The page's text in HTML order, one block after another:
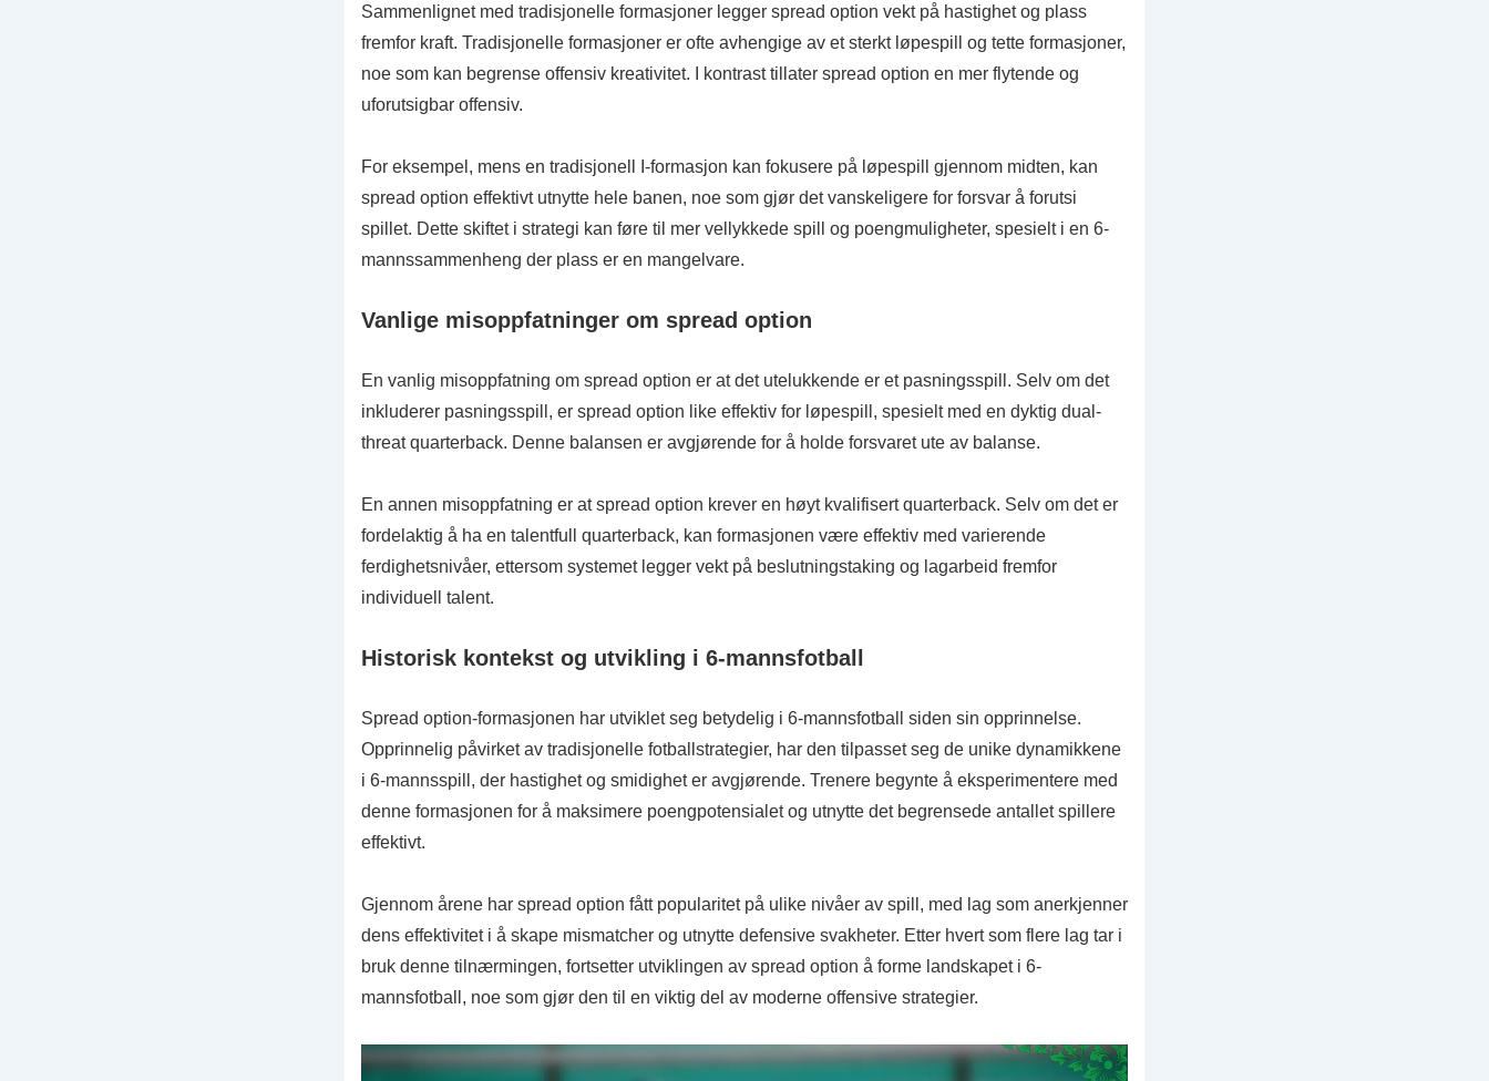
Sammenlignet med tradisjonelle formasjoner legger spread option vekt på hastighet og plass
fremfor kraft. Tradisjonelle formasjoner er ofte avhengige av et sterkt løpespill og tette formasjoner,
noe som kan begrense offensiv kreativitet. I kontrast tillater spread option en mer flytende og
uforutsigbar offensiv.
For eksempel, mens en tradisjonell I-formasjon kan fokusere på løpespill gjennom midten, kan
spread option effektivt utnytte hele banen, noe som gjør det vanskeligere for forsvar å forutsi
spillet. Dette skiftet i strategi kan føre til mer vellykkede spill og poengmuligheter, spesielt i en 6-
mannssammenheng der plass er en mangelvare.
Vanlige misoppfatninger om spread option
En vanlig misoppfatning om spread option er at det utelukkende er et pasningsspill. Selv om det
inkluderer pasningsspill, er spread option like effektiv for løpespill, spesielt med en dyktig dual-
threat quarterback. Denne balansen er avgjørende for å holde forsvaret ute av balanse.
En annen misoppfatning er at spread option krever en høyt kvalifisert quarterback. Selv om det er
fordelaktig å ha en talentfull quarterback, kan formasjonen være effektiv med varierende
ferdighetsnivåer, ettersom systemet legger vekt på beslutningstaking og lagarbeid fremfor
individuell talent.
Historisk kontekst og utvikling i 6-mannsfotball
Spread option-formasjonen har utviklet seg betydelig i 6-mannsfotball siden sin opprinnelse.
Opprinnelig påvirket av tradisjonelle fotballstrategier, har den tilpasset seg de unike dynamikkene
i 6-mannsspill, der hastighet og smidighet er avgjørende. Trenere begynte å eksperimentere med
denne formasjonen for å maksimere poengpotensialet og utnytte det begrensede antallet spillere
effektivt.
Gjennom årene har spread option fått popularitet på ulike nivåer av spill, med lag som anerkjenner
dens effektivitet i å skape mismatcher og utnytte defensive svakheter. Etter hvert som flere lag tar i
bruk denne tilnærmingen, fortsetter utviklingen av spread option å forme landskapet i 6-
mannsfotball, noe som gjør den til en viktig del av moderne offensive strategier.